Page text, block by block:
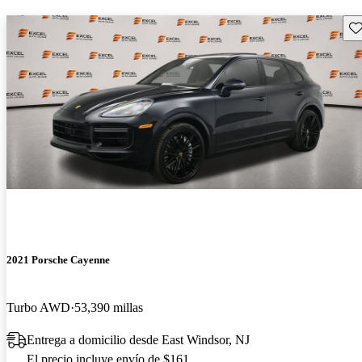
2021 Porsche Cayenne
Turbo AWD 53,390 millas
Entrega a domicilio desde East Windsor, NJ